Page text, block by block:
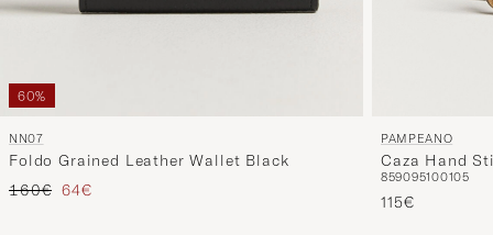
60%
NN07
Foldo Grained Leather Wallet Black
Regulärer Preis
160€ Reduzierter Preis
64€
PAMPEANO
Caza Hand
3,5cm Green/
859095100105
115€